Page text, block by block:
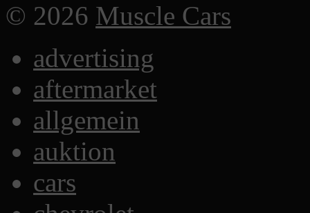
© 2026 Muscle Cars
advertising
aftermarket
allgemein
auktion
cars